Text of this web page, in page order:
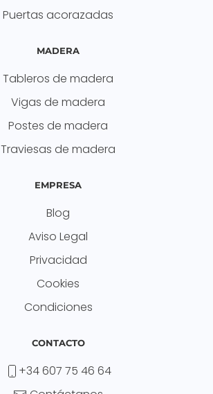
Puertas acorazadas
MADERA
Tableros de madera
Vigas de madera
Postes de madera
Traviesas de madera
EMPRESA
Blog
Aviso Legal
Privacidad
Cookies
Condiciones
CONTACTO
+34 607 75 46 64